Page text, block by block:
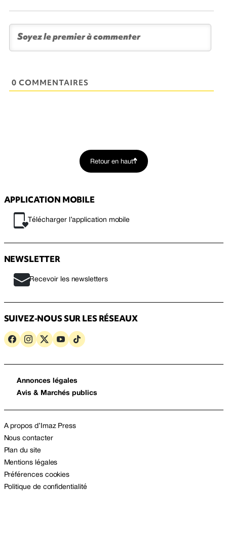
0 COMMENTAIRES
Retour en haut
APPLICATION MOBILE
Télécharger l’application mobile
NEWSLETTER
Recevoir les newsletters
SUIVEZ-NOUS SUR LES RÉSEAUX
Annonces légales
Avis & Marchés publics
A propos d’Imaz Press
Nous contacter
Plan du site
Mentions légales
Préférences cookies
Politique de confidentialité